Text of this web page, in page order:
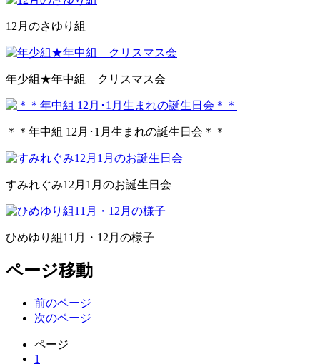
12月のさゆり組
年少組★年中組 クリスマス会
＊＊年中組 12月･1月生まれの誕生日会＊＊
すみれぐみ12月1月のお誕生日会
ひめゆり組11月・12月の様子
ページ移動
前のページ
次のページ
ページ
1